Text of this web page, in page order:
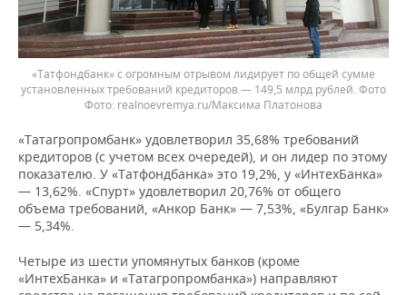
«Татфондбанк» с огромным отрывом лидирует по общей сумме
установленных требований кредиторов — 149,5 млрд рублей. Фото
realnoevremya.ru/Максима Платонова
«Татагропромбанк» удовлетворил 35,68% требований
кредиторов (с учетом всех очередей), и он лидер по этому
показателю. У «Татфондбанка» это 19,2%, у «ИнтехБанка»
— 13,62%. «Спурт» удовлетворил 20,76% от общего
объема требований, «Анкор Банк» — 7,53%, «Булгар Банк»
— 5,34%.
Четыре из шести упомянутых банков (кроме
«ИнтехБанка» и «Татагропромбанка») направляют